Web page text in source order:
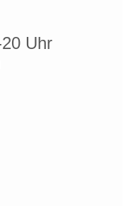
Uhr